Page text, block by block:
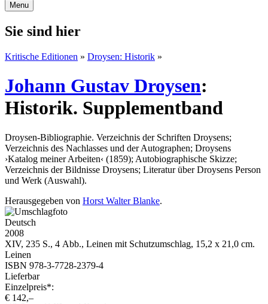
Menu
Sie sind hier
Kritische Editionen » Droysen: Historik »
Johann Gustav Droysen:
Historik. Supplementband
Droysen-Bibliographie. Verzeichnis der Schriften Droysens;
Verzeichnis des Nachlasses und der Autographen; Droysens
›Katalog meiner Arbeiten‹ (1859); Autobiographische Skizze;
Verzeichnis der Bildnisse Droysens; Literatur über Droysens Person
und Werk (Auswahl).
Herausgegeben von Horst Walter Blanke.
Deutsch
2008
XIV, 235 S., 4 Abb., Leinen mit Schutzumschlag, 15,2 x 21,0 cm.
Leinen
ISBN 978-3-7728-2379-4
Lieferbar
Einzelpreis*:
€ 142,–